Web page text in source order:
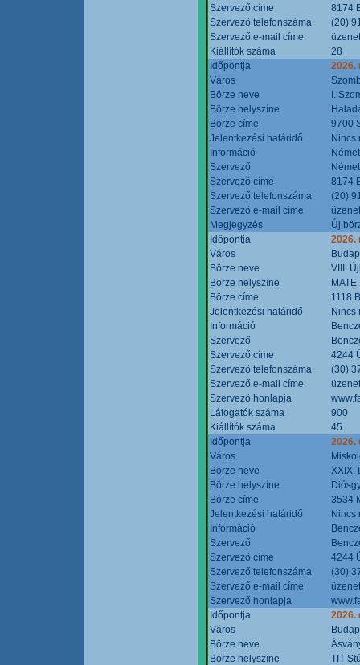
Szervező címe
8174
Szervező telefonszáma
(20)
Szervező e-mail címe
Kiállítók száma
28
Időpontja
2026.
Város
Börze neve
I.
Börze helyszíne
Börze címe
9700
Jelentkezési határidő
Nincs
Információ
Szervező
Szervező címe
8174
Szervező telefonszáma
(20)
Szervező e-mail címe
Megjegyzés
Új
Időpontja
2026.
Város
Börze neve
VIII.
Börze helyszíne
Börze címe
1118
Jelentkezési határidő
Nincs
Információ
Szervező
Szervező címe
4244
Szervező telefonszáma
(30)
Szervező e-mail címe
Szervező honlapja
Látogatók száma
900
Kiállítók száma
45
Időpontja
2026.
Város
Börze neve
XXIX.
Börze helyszíne
Börze címe
3534
Jelentkezési határidő
Nincs
Információ
Szervező
Szervező címe
4244
Szervező telefonszáma
(30)
Szervező e-mail címe
Szervező honlapja
Időpontja
2026.
Város
Börze neve
Börze helyszíne
TIT